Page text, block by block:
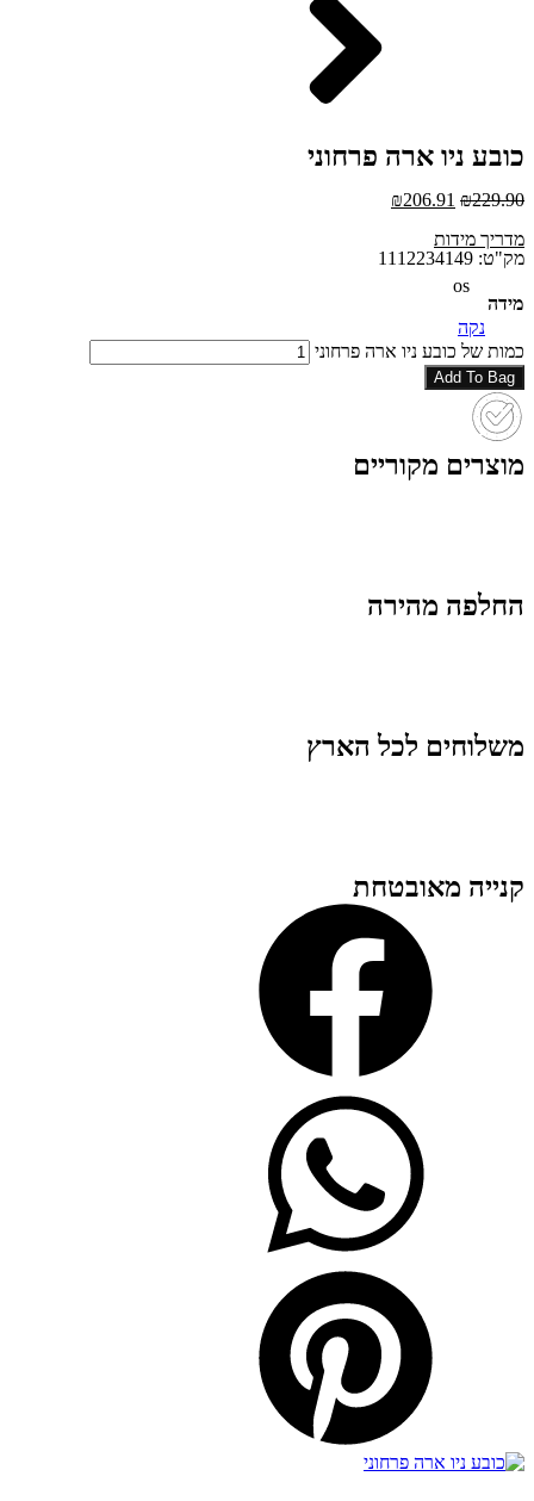
כובע ניו ארה פרחוני
₪229.90
₪206.91
מדריך מידות
מק"ט: 1112234149
מידה
os
נקה
כמות של כובע ניו ארה פרחוני
Add To Bag
מוצרים מקוריים
החלפה מהירה
משלוחים לכל הארץ
קנייה מאובטחת